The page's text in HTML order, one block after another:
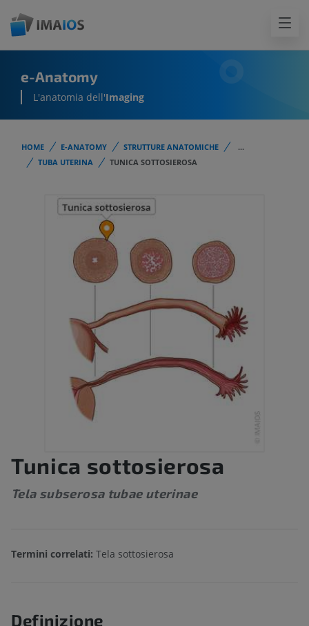
e-Anatomy
L'anatomia dell'Imaging
HOME E-ANATOMY STRUTTURE ANATOMICHE
...
TUBA UTERINA
TUNICA SOTTOSIEROSA
Tunica sottosierosa
Tela subserosa tubae uterinae
Termini correlati: Tela sottosierosa
Definizione